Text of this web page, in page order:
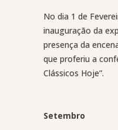
No dia 1 de
inauguração da
presença da
que proferiu a
Clássicos Hoje”.
Setembro